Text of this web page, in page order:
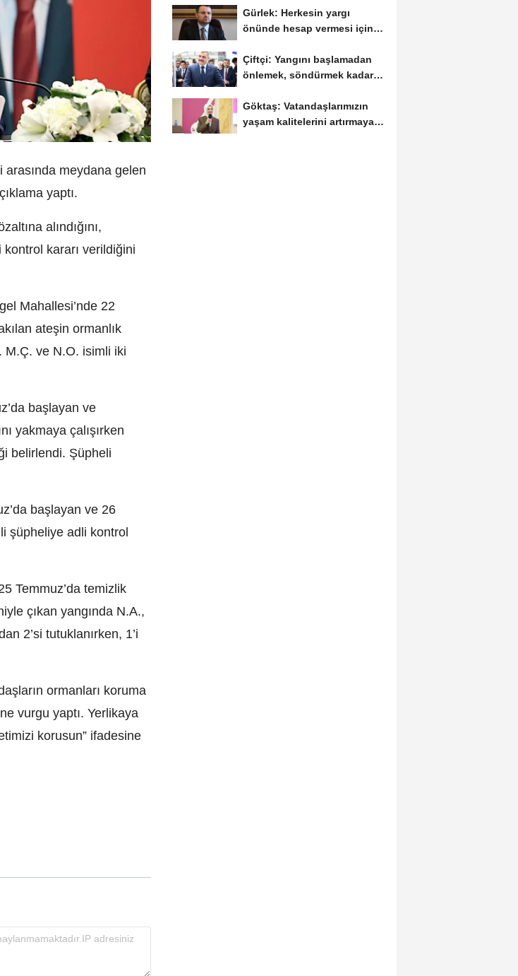
arasında meydana gelen
yaptı.
alındığını,
kontrol kararı verildiğini
Mahallesi’nde 22
ateşin ormanlık
M.Ç. ve N.O. isimli iki
başlayan ve
yakmaya çalışırken
belirlendi. Şüpheli
başlayan ve 26
şüpheliye adli kontrol
Temmuz’da temizlik
çıkan yangında N.A.,
2’si tutuklanırken, 1’i
ormanları koruma
vurgu yaptı. Yerlikaya
korusun” ifadesine
Gürlek: Herkesin yargı
önünde hesap vermesi için
Çiftçi: Yangını başlamadan
önlemek, söndürmek kadar
Göktaş: Vatandaşlarımızın
yaşam kalitelerini artırmaya